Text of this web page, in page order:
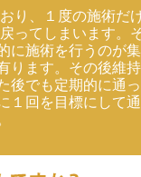
り、１度の施術だ
ってしまいます。
に施術を行うのが
ります。その後維
後でも定期的に通
１回を目標にして